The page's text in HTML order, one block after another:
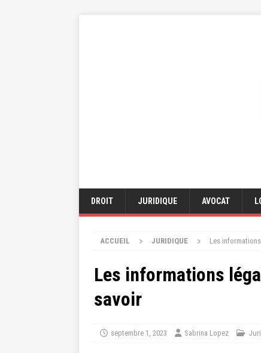
DROIT JURIDIQUE AVOCAT
ACCUEIL JURIDIQUE Les
Les informations
savoir
septembre 1, 2023 Sabrina Lopez